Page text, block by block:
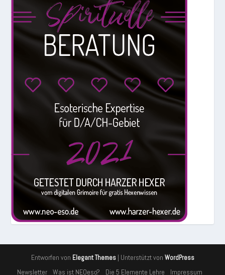
Entworfen von Elegant Themes| Unterstützt von WordPress
Newsletter Was ist NEOeso? Die 5 Elemente Lehre Impressum